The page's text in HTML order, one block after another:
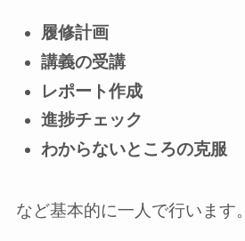
履修計画
講義の受講
レポート作成
進捗チェック
わからないところの克服
など基本的に一人で行います。